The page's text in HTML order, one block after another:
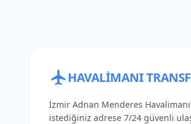
HAVALIMANI
İzmir Adnan Menderes
istediğiniz adrese 7/24 güvenli